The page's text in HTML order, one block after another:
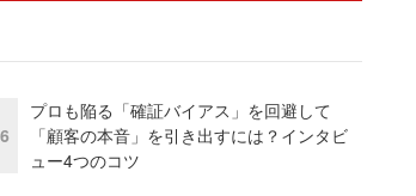
6
プロも陥る「確証バイアス」を回避して
「顧客の本音」を引き出すには？インタビ
ュー4つのコツ